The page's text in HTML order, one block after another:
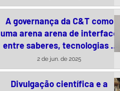
A governança da C&T como
uma arena arena de interface
entre saberes, tecnologias e
políticas públicas
2 de jun. de 2025
Divulgação científica e a